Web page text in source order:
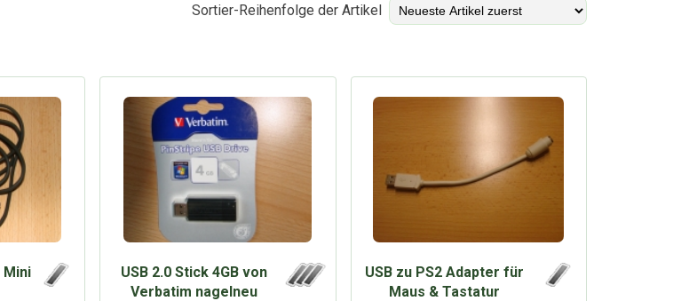
Sortier-Reihenfolge der Artikel
Mini
USB 2.0 Stick 4GB von
Verbatim nagelneu
USB zu PS2 Adapter für
Maus & Tastatur